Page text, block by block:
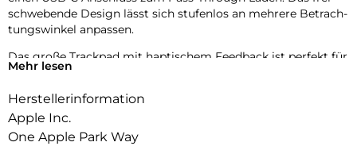
schwebende Design lässt sich stufenlos an mehrere Betrach­
tungs­winkel anpassen.
Das große Trackpad mit haptischem Feedback ist perfekt für
Aufgaben, bei denen es auf Präzision ankommt, wie Tabellen
deinem iPad mit intuitiven und vertrauten Multi-Touch
Gesten. Das robuste Cover schützt Vorder‑ und Rückseite
und ist perfekt, um dein iPad Pro überallhin mitzunehmen.
Mehr lesen
Herstellerinformation
Apple Inc.
One Apple Park Way